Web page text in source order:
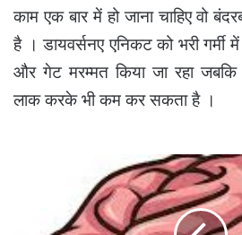
काम एक बार में हो जाना चाहिए वो
है । डायवर्सनए एनिकट को भरी गर्मी
और गेट मरम्मत किया जा रहा जबकि
लाक करके भी कम कर सकता है ।